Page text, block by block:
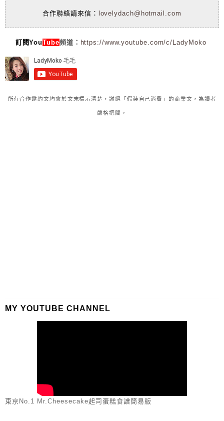
合作聯絡請來信： lovelydach@hotmail.com
訂閱YouTube頻道： https://www.youtube.com/c/LadyMoko
所有合作邀約文均會於文末標示清楚，謝絕「假裝自己消費」的商業文，為讀者
嚴格把關。
MY YOUTUBE CHANNEL
東京No.1 Mr.Cheesecake起司蛋糕食譜簡易版